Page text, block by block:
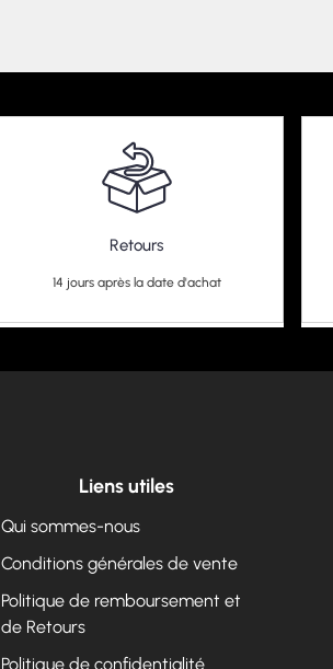
Retours
14 jours après la date d'achat
Liens utiles
Qui sommes-nous
Conditions générales de vente
Politique de remboursement et
de Retours
Politique de confidentialité